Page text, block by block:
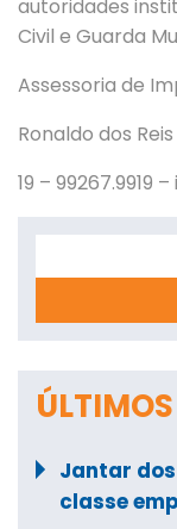
autoridades
Civil e Guarda
Assessoria de
Ronaldo dos Reis
19 – 99267.9919 –
Jantar
classe